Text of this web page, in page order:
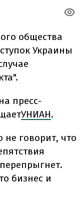
общества
Украины
пресс-
УНИАН.
говорит, что
бизнес и